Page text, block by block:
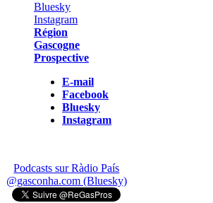
Région
Gascogne
Prospective
E-mail
Facebook
Bluesky
Instagram
Podcasts sur Ràdio País
@gasconha.com (Bluesky)